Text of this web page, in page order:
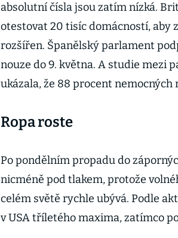
absolutní čísla jsou zatím nízká.
otestovat 20 tisíc domácností, aby
rozšířen. Španělský parlament
nouze do 9. května. A studie mezi
ukázala, že 88 procent
Ropa roste
Po pondělním propadu do
nicméně pod tlakem, protože
celém světě rychle ubývá. Podle
v USA tříletého maxima, zatímco